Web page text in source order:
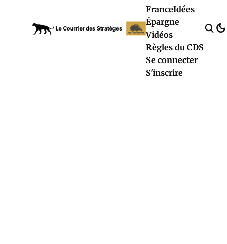
FranceIdées
Épargne
Vidéos
Règles du CDS
Se connecter
S'inscrire